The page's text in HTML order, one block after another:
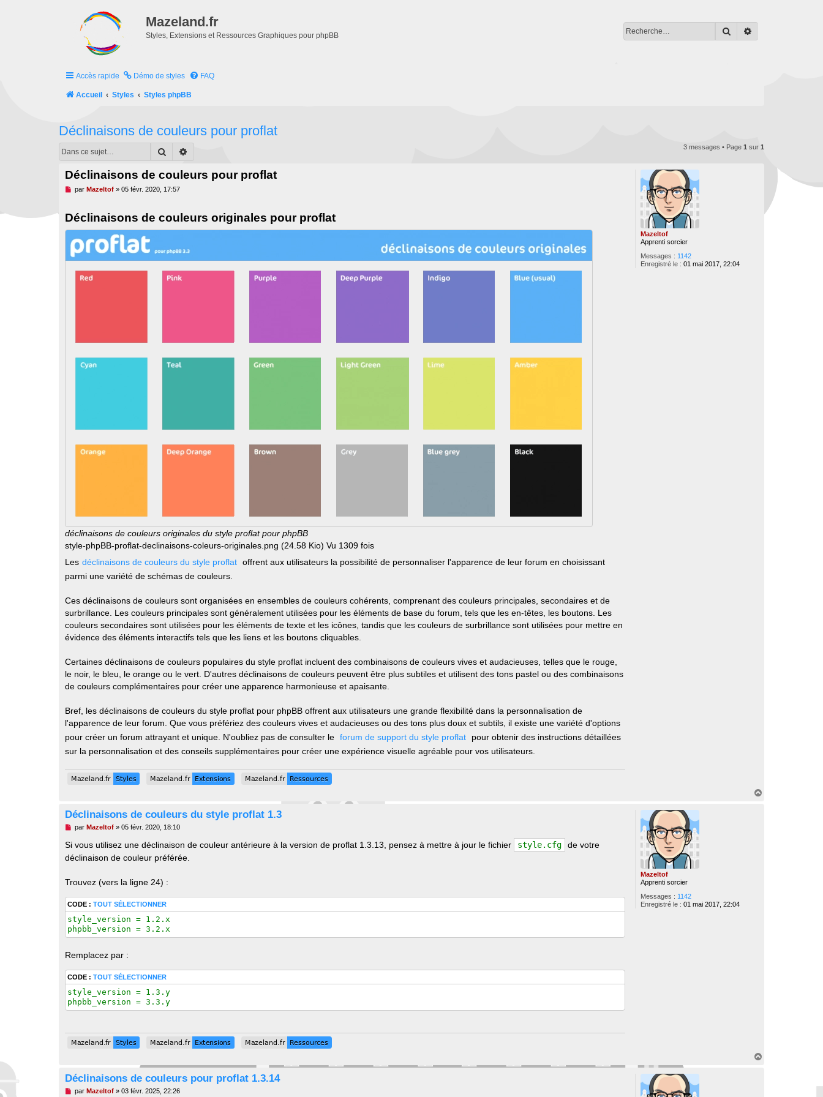
Mazeland.fr
Styles, Extensions et Ressources Graphiques pour phpBB Rechercher
Accès rapide Démo de styles FAQ
Accueil Styles Styles phpBB
Déclinaisons de couleurs pour proflat
Rechercher 3 messages • Page 1 sur 1
Mazeltof
Apprenti sorcier
Messages : 1142
Enregistré le : 01 mai 2017, 22:04
Déclinaisons de couleurs pour proflat
M
a
g
n
o
n
par Mazeltof» 05 févr. 2020, 17:57
Déclinaisons de couleurs originales pour proflat
déclinaisons de couleurs originales du style proflat pour phpBB
style-phpBB-proflat-declinaisons-coleurs-originales.png (24.58 Kio) Vu 1309 fois
Les déclinaisons de couleurs du style proflat offrent aux utilisateurs la possibilité de personnaliser l'apparence de leur forum en choisissant
parmi une variété de schémas de couleurs.
Ces déclinaisons de couleurs sont organisées en ensembles de couleurs cohérents, comprenant des couleurs principales, secondaires et de
surbrillance. Les couleurs principales sont généralement utilisées pour les éléments de base du forum, tels que les en-têtes, les boutons. Les
couleurs secondaires sont utilisées pour les éléments de texte et les icônes, tandis que les couleurs de surbrillance sont utilisées pour mettre en
évidence des éléments interactifs tels que les liens et les boutons cliquables.
Certaines déclinaisons de couleurs populaires du style proflat incluent des combinaisons de couleurs vives et audacieuses, telles que le rouge,
le noir, le bleu, le orange ou le vert. D'autres déclinaisons de couleurs peuvent être plus subtiles et utilisent des tons pastel ou des combinaisons
de couleurs complémentaires pour créer une apparence harmonieuse et apaisante.
Bref, les déclinaisons de couleurs du style proflat pour phpBB offrent aux utilisateurs une grande flexibilité dans la personnalisation de
l'apparence de leur forum. Que vous préfériez des couleurs vives et audacieuses ou des tons plus doux et subtils, il existe une variété d'options
pour créer un forum attrayant et unique. N'oubliez pas de consulter le forum de support du style proflat
pour obtenir des instructions détaillées
sur la personnalisation et des conseils supplémentaires pour créer une expérience visuelle agréable pour vos utilisateurs.
Mazeland.fr
Mazeland.fr Styles
Styles Mazeland.fr
Mazeland.fr Extensions
Extensions Mazeland.fr
Mazeland.fr Ressources
Ressources
Mazeltof
Apprenti sorcier
Messages : 1142
Enregistré le : 01 mai 2017, 22:04
Déclinaisons de couleurs du style proflat 1.3
M
s
s
a
n
n
l
u
par Mazeltof» 05 févr. 2020, 18:10
Si vous utilisez une déclinaison de couleur antérieure à la version de proflat 1.3.13, pensez à mettre à jour le fichier style.cfg
de votre
déclinaison de couleur préférée.
Trouvez (vers la ligne 24) :
CODE : TOUT SÉLECTIONNER
style_version = 1.2.x
phpbb_version = 3.2.x
Remplacez par :
CODE : TOUT SÉLECTIONNER
style_version = 1.3.y
phpbb_version = 3.3.y
Mazeland.fr
Mazeland.fr Styles
Styles Mazeland.fr
Mazeland.fr Extensions
Extensions Mazeland.fr
Mazeland.fr Ressources
Ressources
Déclinaisons de couleurs pour proflat 1.3.14
M
par Mazeltof» 03 févr. 2025, 22:26